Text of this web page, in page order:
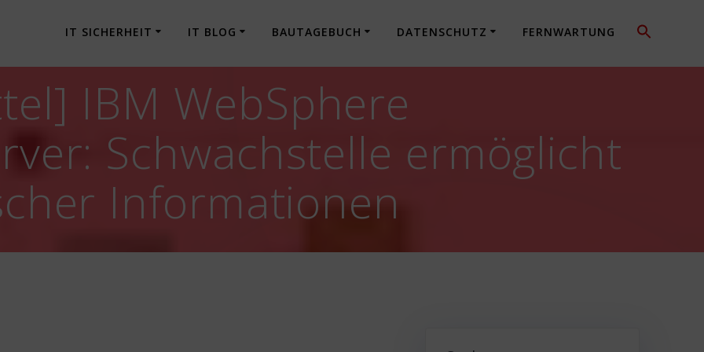
IT SICHERHEIT IT BLOG BAUTAGEBUCH DATENSCHUTZ FERNWARTUNG
IBM WebSphere
Schwachstelle ermöglicht
Informationen